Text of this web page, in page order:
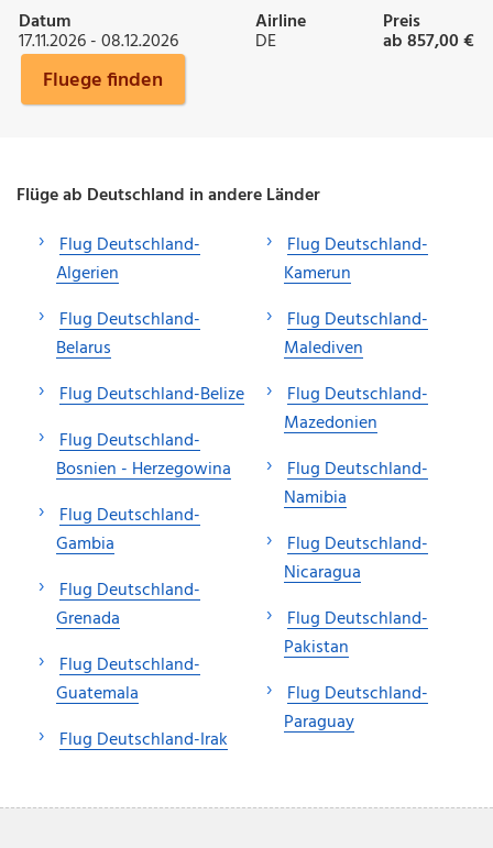
Datum
17.11.2026 - 08.12.2026
Airline
DE
Preis
ab 857,00 €
Fluege finden
Flüge ab Deutschland in andere Länder
Flug Deutschland-
Algerien
Flug Deutschland-
Belarus
Flug Deutschland-Belize
Flug Deutschland-
Bosnien - Herzegowina
Flug Deutschland-
Gambia
Flug Deutschland-
Grenada
Flug Deutschland-
Guatemala
Flug Deutschland-Irak
Flug Deutschland-
Kamerun
Flug Deutschland-
Malediven
Flug Deutschland-
Mazedonien
Flug Deutschland-
Namibia
Flug Deutschland-
Nicaragua
Flug Deutschland-
Pakistan
Flug Deutschland-
Paraguay